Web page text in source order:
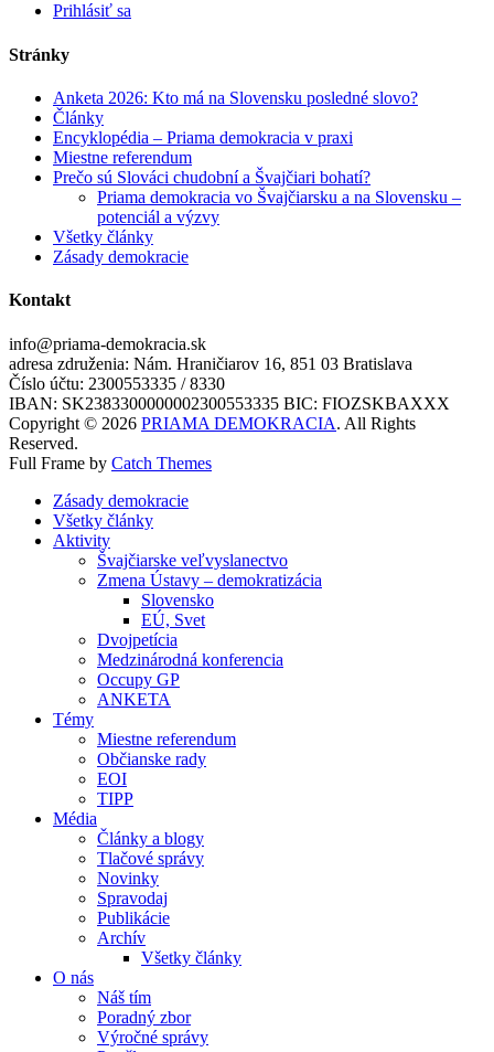
Prihlásiť sa
Stránky
Anketa 2026: Kto má na Slovensku posledné slovo?
Články
Encyklopédia – Priama demokracia v praxi
Miestne referendum
Prečo sú Slováci chudobní a Švajčiari bohatí?
Priama demokracia vo Švajčiarsku a na Slovensku –
potenciál a výzvy
Všetky články
Zásady demokracie
Kontakt
info@priama-demokracia.sk
adresa združenia: Nám. Hraničiarov 16, 851 03 Bratislava
Číslo účtu: 2300553335 / 8330
IBAN: SK2383300000002300553335 BIC: FIOZSKBAXXX
Copyright © 2026 PRIAMA DEMOKRACIA. All Rights
Reserved.
Full Frame by Catch Themes
Zásady demokracie
Všetky články
Aktivity
Švajčiarske veľvyslanectvo
Zmena Ústavy – demokratizácia
Slovensko
EÚ, Svet
Dvojpetícia
Medzinárodná konferencia
Occupy GP
ANKETA
Témy
Miestne referendum
Občianske rady
EOI
TIPP
Média
Články a blogy
Tlačové správy
Novinky
Spravodaj
Publikácie
Archív
Všetky články
O nás
Náš tím
Poradný zbor
Výročné správy